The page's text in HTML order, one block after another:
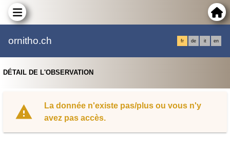
ornitho.ch fr de it en
DÉTAIL DE L'OBSERVATION
La donnée n'existe pas/plus ou vous n'y
avez pas accès.